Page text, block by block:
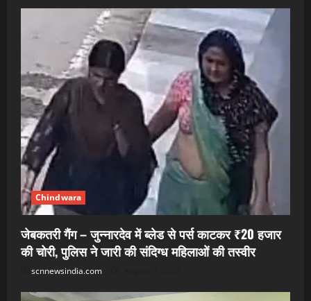
Chindwara
जेबकतरी गैंग – जुन्नारदेव में ब्लेड से पर्स काटकर ₹20 हजार
की चोरी, पुलिस ने जारी की संदिग्ध महिलाओं की तस्वीर
scnnewsindia.com